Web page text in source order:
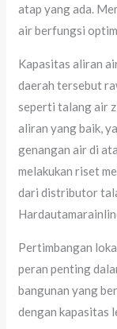
atap yang ada.
air berfungsi
Kapasitas aliran
daerah tersebut
seperti talang air
aliran yang baik,
genangan air di
melakukan riset
dari distributor
Pertimbangan
peran penting
bangunan yang
dengan kapasitas